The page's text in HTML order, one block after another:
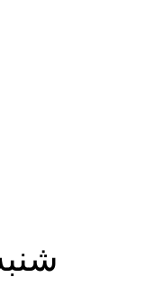
شنبه، ۱۷